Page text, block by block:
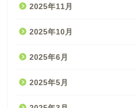
2025年11月
2025年10月
2025年6月
2025年5月